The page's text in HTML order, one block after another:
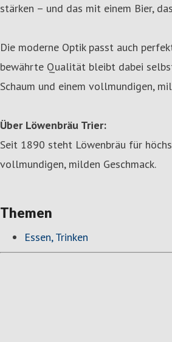
stärken – und das mit einem Bier,
Die moderne Optik passt auch
bewährte Qualität bleibt dabei
Schaum und einem vollmundigen,
Über Löwenbräu Trier:
Seit 1890 steht Löwenbräu für
vollmundigen, milden Geschmack.
Themen
Essen, Trinken